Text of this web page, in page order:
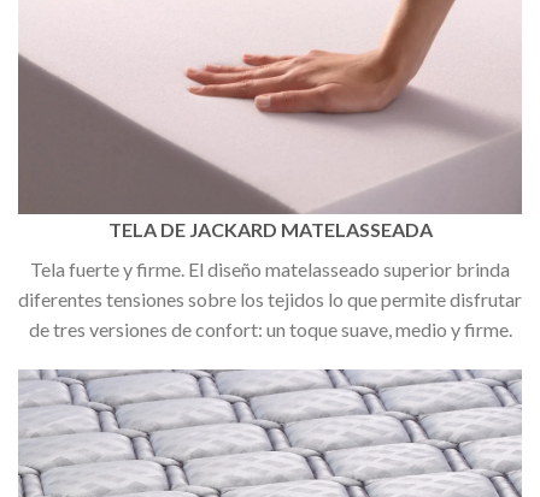
TELA DE JACKARD MATELASSEADA
Tela fuerte y firme. El diseño matelasseado superior brinda
diferentes tensiones sobre los tejidos lo que permite disfrutar
de tres versiones de confort: un toque suave, medio y firme.